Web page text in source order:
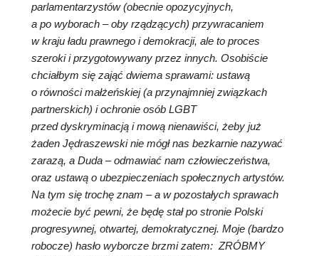
parlamentarzystów (obecnie opozycyjnych,
a po wyborach – oby rządzących) przywracaniem
w kraju ładu prawnego i demokracji, ale to proces
szeroki i przygotowywany przez innych. Osobiście
chciałbym się zająć dwiema sprawami: ustawą
o równości małżeńskiej (a przynajmniej związkach
partnerskich) i ochronie osób LGBT
przed dyskryminacją i mową nienawiści, żeby już
żaden Jędraszewski nie mógł nas bezkarnie nazywać
zarazą, a Duda – odmawiać nam człowieczeństwa,
oraz ustawą o ubezpieczeniach społecznych artystów.
Na tym się trochę znam – a w pozostałych sprawach
możecie być pewni, że będę stał po stronie Polski
progresywnej, otwartej, demokratycznej. Moje (bardzo
robocze) hasło wyborcze brzmi zatem: ZRÓBMY